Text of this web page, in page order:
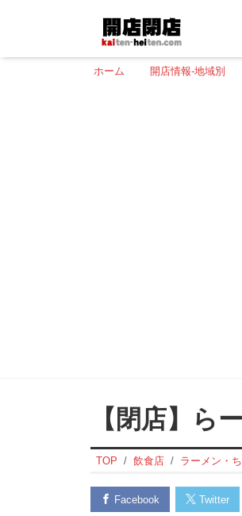
ホーム 開店情報-地域別
【閉店】ら
TOP 飲食店 ラーメン・
Facebook Twitter